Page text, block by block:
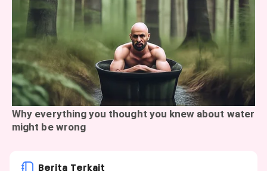
Berita Terkait